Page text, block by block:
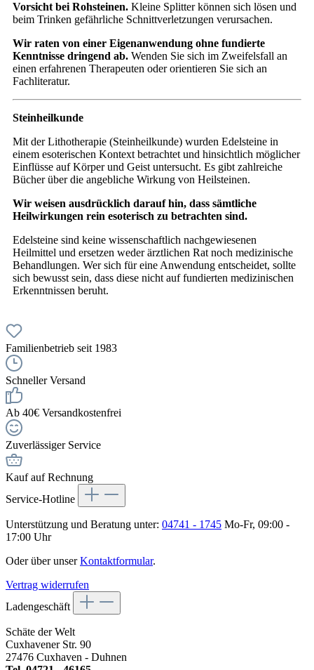
Vorsicht bei Rohsteinen. Kleine Splitter können sich lösen und
beim Trinken gefährliche Schnittverletzungen verursachen.
Wir raten von einer Eigenanwendung ohne fundierte
Kenntnisse dringend ab. Wenden Sie sich im Zweifelsfall an
einen erfahrenen Therapeuten oder orientieren Sie sich an
Fachliteratur.
Steinheilkunde
Mit der Lithotherapie (Steinheilkunde) wurden Edelsteine in
einem esoterischen Kontext betrachtet und hinsichtlich möglicher
Einflüsse auf Körper und Geist untersucht. Es gibt zahlreiche
Bücher über die angebliche Wirkung von Heilsteinen.
Wir weisen ausdrücklich darauf hin, dass sämtliche
Heilwirkungen rein esoterisch zu betrachten sind.
Edelsteine sind keine wissenschaftlich nachgewiesenen
Heilmittel und ersetzen weder ärztlichen Rat noch medizinische
Behandlungen. Wer sich für eine Anwendung entscheidet, sollte
sich bewusst sein, dass diese nicht auf fundierten medizinischen
Erkenntnissen beruht.
Familienbetrieb seit 1983
Schneller Versand
Ab 40€ Versandkostenfrei
Zuverlässiger Service
Kauf auf Rechnung
Service-Hotline
Unterstützung und Beratung unter: 04741 - 1745 Mo-Fr, 09:00 -
17:00 Uhr
Oder über unserKontaktformular.
Vertrag widerrufen
Ladengeschäft
Schäte der Welt
Cuxhavener Str. 90
27476 Cuxhaven - Duhnen